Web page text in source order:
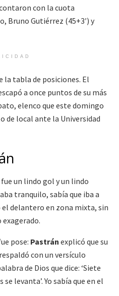
con la cuota
Bruno Gutiérrez (45+3′) y
la tabla de posiciones. El
a once puntos de su más
elenco que este domingo
de local ante la Universidad
fue un lindo gol y un lindo
tranquilo, sabía que iba a
delantero en zona mixta, sin
exagerado.
pose: Pastrán explicó que su
con un versículo
de Dios que dice: ‘Siete
levanta’. Yo sabía que en el